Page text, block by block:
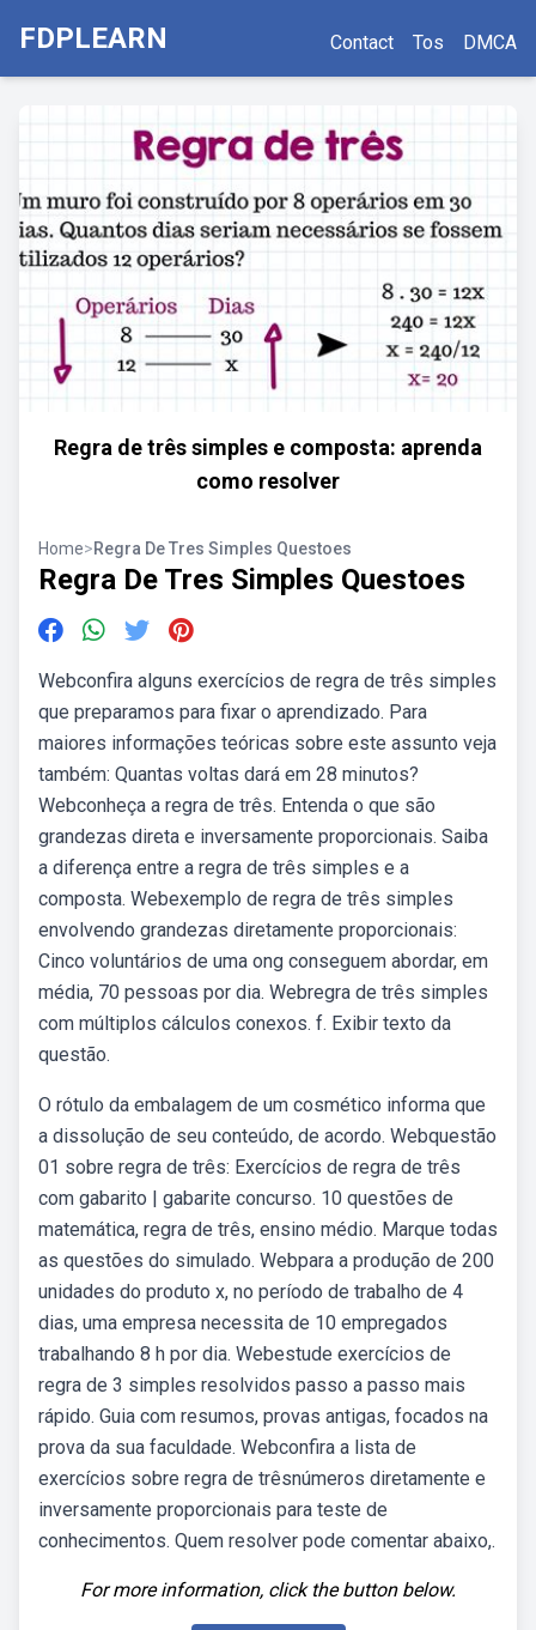
FDPLEARN Contact Tos DMCA
Regra de três simples e composta: aprenda
como resolver
Home>Regra De Tres Simples Questoes
Regra De Tres Simples Questoes
Webconfira alguns exercícios de regra de três simples
que preparamos para fixar o aprendizado. Para
maiores informações teóricas sobre este assunto veja
também: Quantas voltas dará em 28 minutos?
Webconheça a regra de três. Entenda o que são
grandezas direta e inversamente proporcionais. Saiba
a diferença entre a regra de três simples e a
composta. Webexemplo de regra de três simples
envolvendo grandezas diretamente proporcionais:
Cinco voluntários de uma ong conseguem abordar, em
média, 70 pessoas por dia. Webregra de três simples
com múltiplos cálculos conexos. f. Exibir texto da
questão.
O rótulo da embalagem de um cosmético informa que
a dissolução de seu conteúdo, de acordo. Webquestão
01 sobre regra de três: Exercícios de regra de três
com gabarito | gabarite concurso. 10 questões de
matemática, regra de três, ensino médio. Marque todas
as questões do simulado. Webpara a produção de 200
unidades do produto x, no período de trabalho de 4
dias, uma empresa necessita de 10 empregados
trabalhando 8 h por dia. Webestude exercícios de
regra de 3 simples resolvidos passo a passo mais
rápido. Guia com resumos, provas antigas, focados na
prova da sua faculdade. Webconfira a lista de
exercícios sobre regra de trêsnúmeros diretamente e
inversamente proporcionais para teste de
conhecimentos. Quem resolver pode comentar abaixo,.
For more information, click the button below.